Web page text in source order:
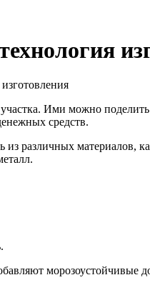
Ими можно
средств.
различных
морозоустойчивые